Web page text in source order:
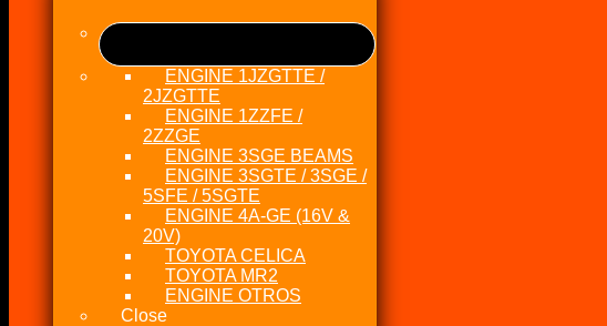
ENGINE 1JZGTTE /
2JZGTTE
ENGINE 1ZZFE /
2ZZGE
ENGINE 3SGE BEAMS
ENGINE 3SGTE / 3SGE /
5SFE / 5SGTE
ENGINE 4A-GE (16V &
20V)
TOYOTA CELICA
TOYOTA MR2
ENGINE OTROS
Close